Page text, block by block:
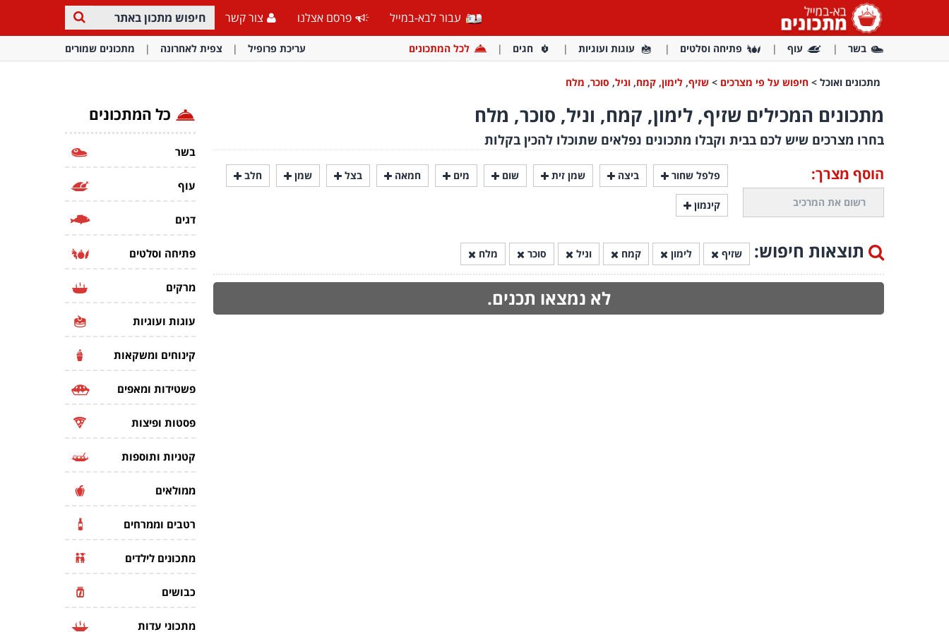
עבור לבא-במייל פרסם אצלנו צור קשר
בשר עוף פתיחה וסלטים עוגות ועוגיות חגים לכל המתכונים עריכת פרופיל צפית לאחרונה מתכונים שמורים
מתכונים ואוכל > חיפוש על פי מצרכים > שזיף, לימון, קמח, וניל, סוכר, מלח
מתכונים המכילים שזיף, לימון, קמח, וניל, סוכר, מלח
בחרו מצרכים שיש לכם בבית וקבלו מתכונים נפלאים שתוכלו להכין בקלות
הוסף מצרך: פלפל שחור ביצה שמן זית שום מים חמאה בצל שמן חלב
קינמון
תוצאות חיפוש: שזיף לימון קמח וניל סוכר מלח
לא נמצאו תכנים.
כל המתכונים
בשר
עוף
דגים
פתיחה וסלטים
מרקים
עוגות ועוגיות
קינוחים ומשקאות
פשטידות ומאפים
פסטות ופיצות
קטניות ותוספות
ממולאים
רטבים וממרחים
מתכונים לילדים
כבושים
מתכוני עדות